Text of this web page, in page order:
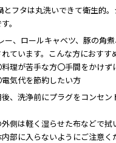
とフタは丸洗いできて衛生的
。
、ロールキャベツ、豚の角煮
ています。こんな方におすす
理が苦手な方〇手間をかけず
気代を節約したい方
、洗浄前にプラグをコンセン
側は軽く湿らせた布などで拭
部に入らないようにご注意く